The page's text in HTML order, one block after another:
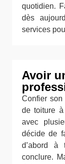
quotidien.
dès
services
Avoir
Confier son
de toiture à
avec
décide de
d’abord
conclure.